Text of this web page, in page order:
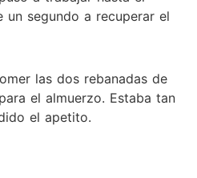
un segundo a recuperar el
las dos rebanadas de
el almuerzo. Estaba tan
el apetito.